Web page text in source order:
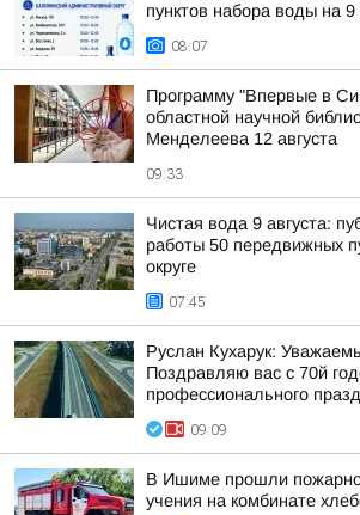
пунктов набора воды на 9
08:07
Программу "Впервые в
областной научной
Менделеева 12 августа
09:33
Чистая вода 9 августа:
работы 50 передвижных
округе
07:45
Руслан Кухарук:
Поздравляю вас с 70й
профессионального
09:09
В Ишиме прошли
учения на комбинате